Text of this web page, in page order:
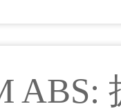
山论
ABS: